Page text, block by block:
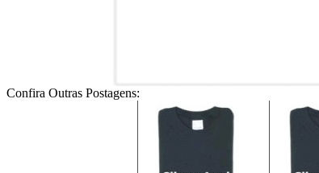
Confira Outras Postagens: